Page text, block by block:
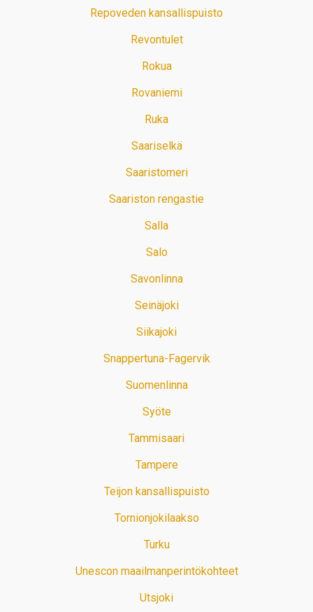
Repoveden kansallispuisto
Revontulet
Rokua
Rovaniemi
Ruka
Saariselkä
Saaristomeri
Saariston rengastie
Salla
Salo
Savonlinna
Seinäjoki
Siikajoki
Snappertuna-Fagervik
Suomenlinna
Syöte
Tammisaari
Tampere
Teijon kansallispuisto
Tornionjokilaakso
Turku
Unescon maailmanperintökohteet
Utsjoki